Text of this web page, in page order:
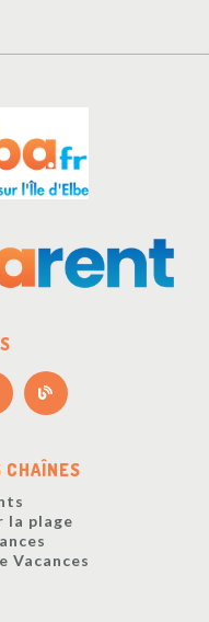
CHAÎNES
la plage
Vacances